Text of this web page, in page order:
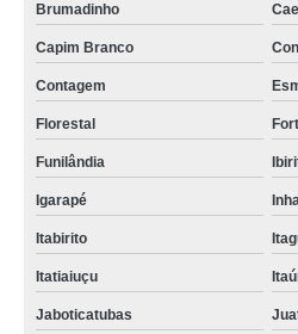
Brumadinho
Capim Branco
Contagem
Florestal
Funilândia
Igarapé
Itabirito
Itatiaiuçu
Jaboticatubas